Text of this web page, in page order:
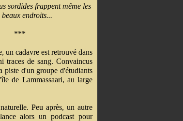
sordides frappent même les
beaux endroits...
***
un cadavre est retrouvé dans
traces de sang. Convaincus
d'un groupe d'étudiants
de Lammassaari, au large
Peu après, un autre
alors un podcast pour